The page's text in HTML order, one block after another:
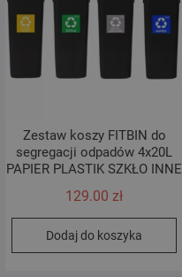
Zestaw koszy FITBIN do
segregacji odpadów 4x20L
PAPIER PLASTIK SZKŁO INNE
129.00 zł
Dodaj do koszyka